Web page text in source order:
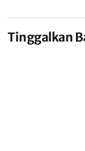
Tinggalkan